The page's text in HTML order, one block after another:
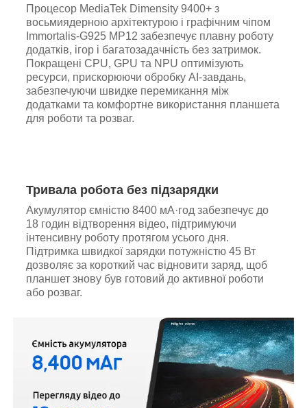
Процесор MediaTek Dimensity 9400+ з
восьмиядерною архітектурою і графічним чіпом
Immortalis-G925 MP12 забезпечує плавну роботу
додатків, ігор і багатозадачність без затримок.
Покращені CPU, GPU та NPU оптимізують
ресурси, прискорюючи обробку AI-завдань,
забезпечуючи швидке перемикання між
додатками та комфортне використання планшета
для роботи та розваг.
Тривала робота без підзарядки
Акумулятор ємністю 8400 мА·год забезпечує до
18 годин відтворення відео, підтримуючи
інтенсивну роботу протягом усього дня.
Підтримка швидкої зарядки потужністю 45 Вт
дозволяє за короткий час відновити заряд, щоб
планшет знову був готовий до активної роботи
або розваг.